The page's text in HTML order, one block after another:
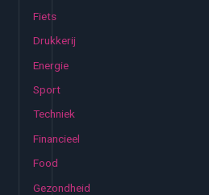
Fiets
Drukkerij
Energie
Sport
Techniek
Financieel
Food
Gezondheid